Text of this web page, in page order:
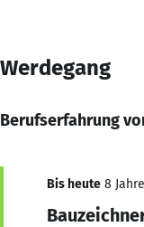
Werdegang
Berufserfahrung
Bis heute 8